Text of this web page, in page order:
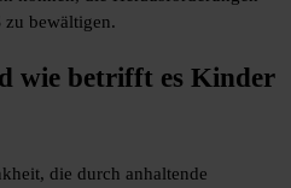
zu bewältigen.
wie betrifft es Kinder
die durch anhaltende